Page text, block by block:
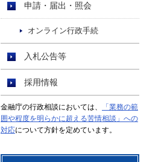
申請・届出・照会
オンライン行政手続
入札公告等
採用情報
金融庁の行政相談においては、
「業務の範
囲や程度を明らかに超える苦情相談」への
対応について方針を定めています。